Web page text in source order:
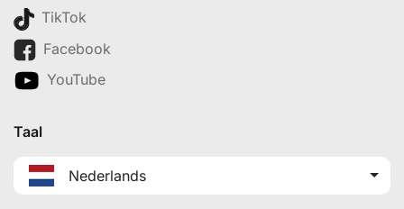
TikTok
Facebook
YouTube
Taal
Nederlands